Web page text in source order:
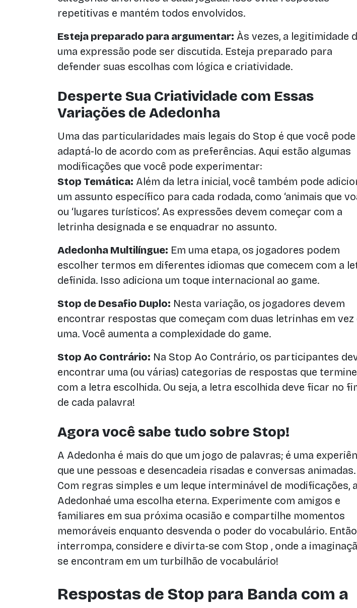
repetitivas e mantém todos envolvidos.
Esteja preparado para argumentar: Às vezes, a legitimidade
uma expressão pode ser discutida. Esteja preparado para
defender suas escolhas com lógica e criatividade.
Desperte Sua Criatividade com Essas
Variações de Adedonha
Uma das particularidades mais legais do Stop é que você pode
adaptá-lo de acordo com as preferências. Aqui estão algumas
modificações que você pode experimentar:
Stop Temática: Além da letra inicial, você também pode
um assunto específico para cada rodada, como ‘animais que
ou ‘lugares turísticos’. As expressões devem começar com a
letrinha designada e se enquadrar no assunto.
Adedonha Multilíngue: Em uma etapa, os jogadores podem
escolher termos em diferentes idiomas que comecem com a
definida. Isso adiciona um toque internacional ao game.
Stop de Desafio Duplo: Nesta variação, os jogadores devem
encontrar respostas que começam com duas letrinhas em vez
uma. Você aumenta a complexidade do game.
Stop Ao Contrário: Na Stop Ao Contrário, os participantes
encontrar uma (ou várias) categorias de respostas que
com a letra escolhida. Ou seja, a letra escolhida deve ficar no
de cada palavra!
Agora você sabe tudo sobre Stop!
A Adedonha é mais do que um jogo de palavras; é uma
que une pessoas e desencadeia risadas e conversas animadas.
Com regras simples e um leque interminável de modificações, a
Adedonhaé uma escolha eterna. Experimente com amigos e
familiares em sua próxima ocasião e compartilhe momentos
memoráveis enquanto desvenda o poder do vocabulário.
interrompa, considere e divirta-se com Stop , onde a
se encontram em um turbilhão de vocabulário!
Respostas de Stop para Banda com a